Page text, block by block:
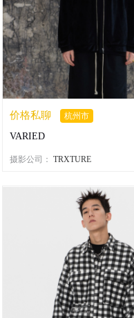
价格私聊 杭州市
VARIED
摄影公司： TRXTURE